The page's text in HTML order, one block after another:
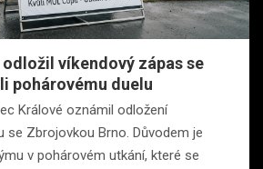
víkendový zápas se
pohárovému duelu
Králové oznámil odložení
se Zbrojovkou Brno. Důvodem je
v pohárovém utkání, které se